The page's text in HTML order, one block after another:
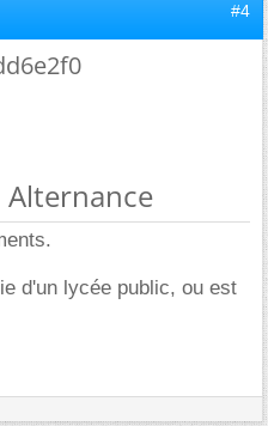
#4
Alternance
d'un lycée public, ou est